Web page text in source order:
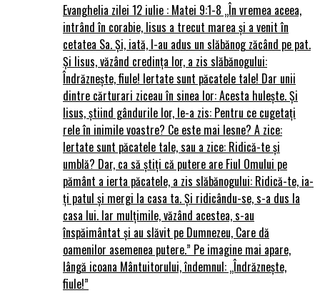
Evanghelia zilei 12 iulie : Matei 9:1-8 „În vremea aceea,
intrând în corabie, Iisus a trecut marea și a venit în
cetatea Sa. Și, iată, I-au adus un slăbănog zăcând pe pat.
Și Iisus, văzând credința lor, a zis slăbănogului:
Îndrăznește, fiule! Iertate sunt păcatele tale! Dar unii
dintre cărturari ziceau în sinea lor: Acesta hulește. Și
Iisus, știind gândurile lor, le-a zis: Pentru ce cugetați
rele în inimile voastre? Ce este mai lesne? A zice:
Iertate sunt păcatele tale, sau a zice: Ridică-te și
umblă? Dar, ca să știți că putere are Fiul Omului pe
pământ a ierta păcatele, a zis slăbănogului: Ridică-te, ia-
ți patul și mergi la casa ta. Și ridicându-se, s-a dus la
casa lui. Iar mulțimile, văzând acestea, s-au
înspăimântat și au slăvit pe Dumnezeu, Care dă
oamenilor asemenea putere.” Pe imagine mai apare,
lângă icoana Mântuitorului, îndemnul: „Îndrăznește,
fiule!”